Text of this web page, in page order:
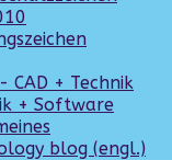
CAD + Technik
+ Software
blog (engl.)